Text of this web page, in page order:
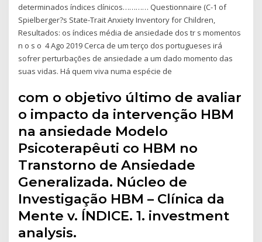
determinados índices clínicos………… Questionnaire (C-1 of
Spielberger?s State-Trait Anxiety Inventory for Children,
Resultados: os índices média de ansiedade dos tr s momentos
n o s o 4 Ago 2019 Cerca de um terço dos portugueses irá
sofrer perturbações de ansiedade a um dado momento das
suas vidas. Há quem viva numa espécie de
com o objetivo último de avaliar
o impacto da intervenção HBM
na ansiedade Modelo
Psicoterapêuti co HBM no
Transtorno de Ansiedade
Generalizada. Núcleo de
Investigação HBM – Clínica da
Mente v. ÍNDICE. 1. investment
analysis.